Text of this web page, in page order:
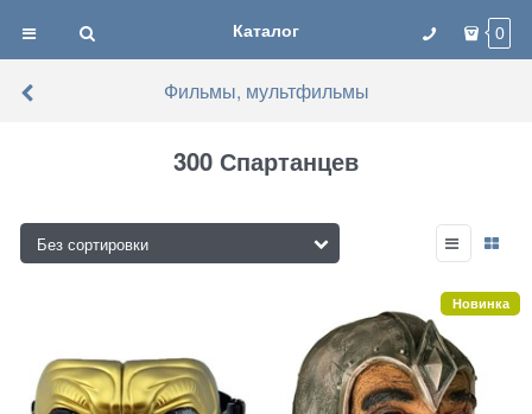
Каталог 0
Фильмы, мультфильмы
300 Спартанцев
Новинка